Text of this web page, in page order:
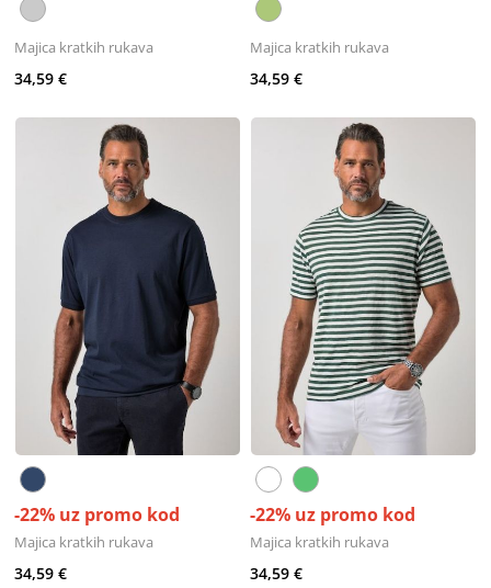
Majica kratkih rukava
34,59 €
Majica kratkih rukava
34,59 €
-22% uz promo kod
Majica kratkih rukava
34,59 €
-22% uz promo kod
Majica kratkih rukava
34,59 €